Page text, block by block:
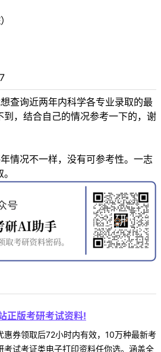
查询近两年内科学各专业录取的最
到，结合自己的情况参考一下的，谢
情况不一样，没有可参考性。一志
正版考研考试资料!
惠券领取后72小时内有效，10万种最新考
考试考证类电子打印资料任你选。涵盖全